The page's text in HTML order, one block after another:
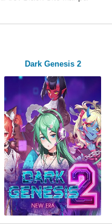
Dark Genesis 2